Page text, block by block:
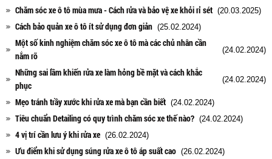
Chăm sóc xe ô tô mùa mưa - Cách rửa và bảo vệ xe khỏi rỉ sét (20.03.2025)
Cách bảo quản xe ô tô ít sử dụng đơn giản (25.02.2024)
Một số kinh nghiệm chăm sóc xe ô tô mà các chủ nhân cần
nắm rõ
(24.02.2024)
Những sai lầm khiến rửa xe làm hỏng bề mặt và cách khắc
phục
(24.02.2024)
Mẹo tránh trầy xước khi rửa xe mà bạn cần biết (24.02.2024)
Tiêu chuẩn Detailing có quy trình chăm sóc xe thế nào? (24.02.2024)
4 vị trí cần lưu ý khi rửa xe (26.02.2024)
Ưu điểm khi sử dụng súng rửa xe ô tô áp suất cao (26.02.2024)